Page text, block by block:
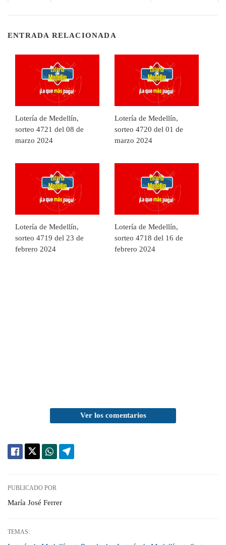
ENTRADA RELACIONADA
Lotería de Medellín,
sorteo 4721 del 08 de
marzo 2024
Lotería de Medellín,
sorteo 4720 del 01 de
marzo 2024
Lotería de Medellín,
sorteo 4719 del 23 de
febrero 2024
Lotería de Medellín,
sorteo 4718 del 16 de
febrero 2024
Ver los comentarios
PUBLICADO POR
María José Ferrer
TEMAS: